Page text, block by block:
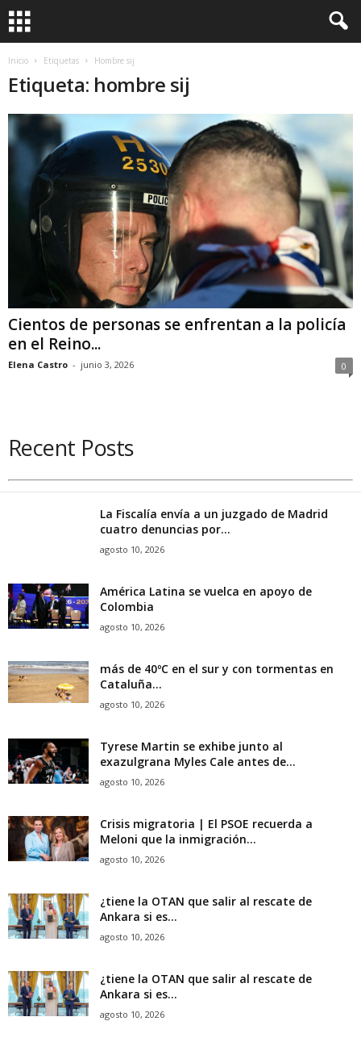
Inicio Etiquetas Hombre sij
Etiqueta: hombre sij
Cientos de personas se enfrentan a la policía
en el Reino...
Elena Castro - junio 3, 2026 0
Recent Posts
La Fiscalía envía a un juzgado de Madrid
cuatro denuncias por...
agosto 10, 2026
América Latina se vuelca en apoyo de
Colombia
agosto 10, 2026
más de 40ºC en el sur y con tormentas en
Cataluña...
agosto 10, 2026
Tyrese Martin se exhibe junto al
exazulgrana Myles Cale antes de...
agosto 10, 2026
Crisis migratoria | El PSOE recuerda a
Meloni que la inmigración...
agosto 10, 2026
¿tiene la OTAN que salir al rescate de
Ankara si es...
agosto 10, 2026
¿tiene la OTAN que salir al rescate de
Ankara si es...
agosto 10, 2026